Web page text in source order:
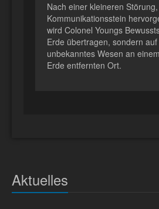
Nach einer kleineren
Kommunikationsstein
wird Colonel Youngs
Erde übertragen, sondern auf
unbekanntes Wesen an
Erde entfernten Ort.
Aktuelles